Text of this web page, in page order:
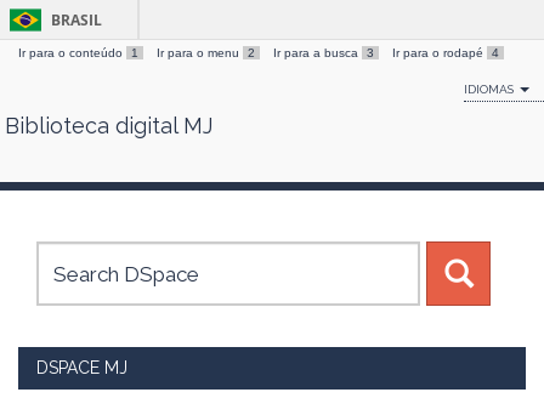
Skip
BRASIL
Ir para o conteúdo 1 Ir para o menu 2 Ir para a busca 3 Ir para o rodapé 4
IDIOMAS
Biblioteca digital MJ
DSPACE MJ